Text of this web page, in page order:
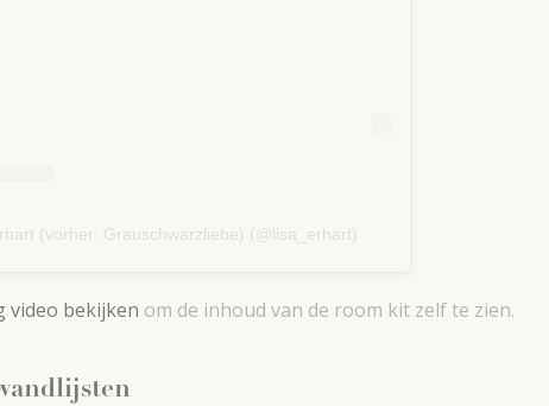
(vorher: Grauschwarzliebe) (@lisa_erhart)
video bekijken om de inhoud van de room kit zelf te zien.